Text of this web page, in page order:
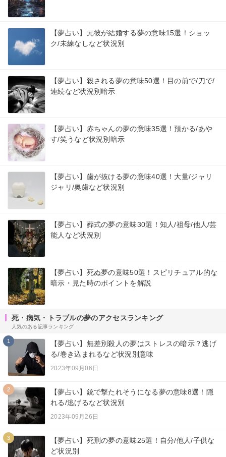
【夢占い】元彼が結婚する夢の意味15選！ショッ
ク/未練なしなど状況別
【夢占い】殺される夢の意味50選！目の前で/刀で/
連続など状況別暗示
【夢占い】赤ちゃんの夢の意味35選！預かる/あや
す/笑うなど状況別暗示
【夢占い】歯が抜ける夢の意味40選！大量/ジャリ
ジャリ/奥歯など状況別
【夢占い】葬式の夢の意味30選！知人/祖母/他人/芸
能人など状況別
【夢占い】死ぬ夢の意味50選！スピリチュアル的な
暗示・見た時のポイントを解説
死・病気・トラブルの夢のアクセスランキング
人気のある記事ランキング
1
【夢占い】無差別殺人の夢はストレスの暗示？逃げ
る/巻き込まれるなど状況別意味
2023年09月06日
2
【夢占い】銃で撃たれそうになる夢の意味8選！隠
れる/逃げるなど状況別
2023年09月26日
3
【夢占い】死刑の夢の意味25選！自分/他人/子供な
ど状況別